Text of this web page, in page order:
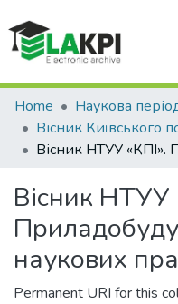
Communities &
All of DSpace
Home
Наукова
Вісник НТУУ
наукових
Permanent URI for this